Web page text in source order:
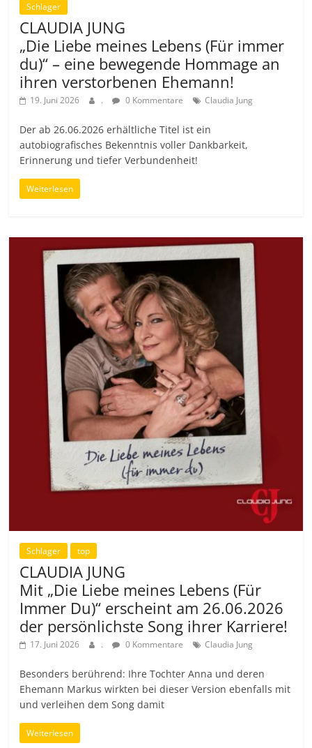
Schlager
CLAUDIA JUNG
„Die Liebe meines Lebens (Für immer
du)“ – eine bewegende Hommage an
ihren verstorbenen Ehemann!
19. Juni 2026 . 0 Kommentare Claudia Jung
Der ab 26.06.2026 erhältliche Titel ist ein
autobiografisches Bekenntnis voller Dankbarkeit,
Erinnerung und tiefer Verbundenheit!
Weiterlesen
Schlager top
CLAUDIA JUNG
Mit „Die Liebe meines Lebens (Für
Immer Du)“ erscheint am 26.06.2026
der persönlichste Song ihrer Karriere!
17. Juni 2026 . 0 Kommentare Claudia Jung
Besonders berührend: Ihre Tochter Anna und deren
Ehemann Markus wirkten bei dieser Version ebenfalls mit
und verleihen dem Song damit
Weiterlesen